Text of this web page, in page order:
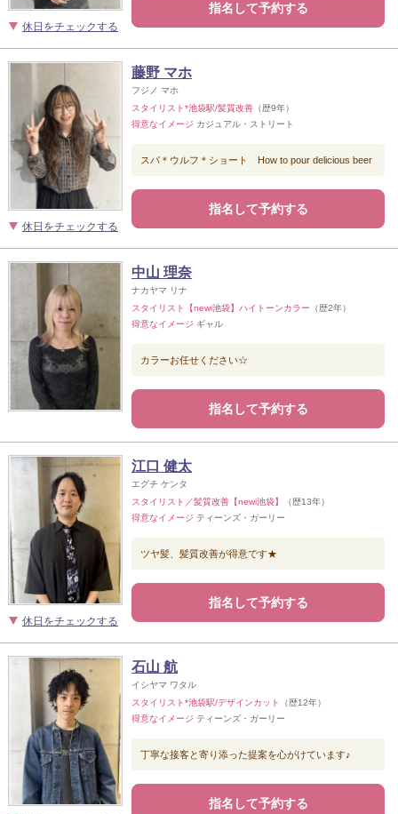
休日をチェックする
指名して予約する
休日をチェックする
藤野 マホ
フジノ マホ
スタイリスト*池袋駅/髪質改善 （歴9年）
得意なイメージ カジュアル・ストリート
スパ＊ウルフ＊ショート How to pour delicious beer
指名して予約する
中山 理奈
ナカヤマ リナ
スタイリスト【newi池袋】ハイトーンカラー （歴2年）
得意なイメージ ギャル
カラーお任せください☆
指名して予約する
休日をチェックする
江口 健太
エグチ ケンタ
スタイリスト／髪質改善【newi池袋】
（歴13年）
得意なイメージ ティーンズ・ガーリー
ツヤ髪、髪質改善が得意です★
指名して予約する
石山 航
イシヤマ ワタル
スタイリスト*池袋駅/デザインカット
（歴12年）
得意なイメージ ティーンズ・ガーリー
丁寧な接客と寄り添った提案を心がけています♪
指名して予約する